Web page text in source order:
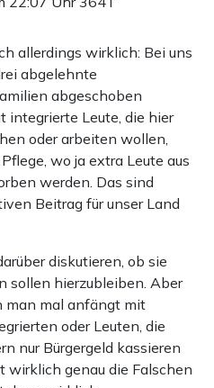
allerdings wirklich: Bei uns
abgelehnte
abgeschoben
integrierte Leute, die hier
oder arbeiten wollen,
wo ja extra Leute aus
werden. Das sind
Beitrag für unser Land
diskutieren, ob sie
sollen hierzubleiben. Aber
man mal anfängt mit
oder Leuten, die
nur Bürgergeld kassieren
wirklich genau die Falschen